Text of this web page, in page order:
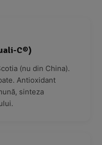
C®)
(nu din China).
Antioxidant
sinteza